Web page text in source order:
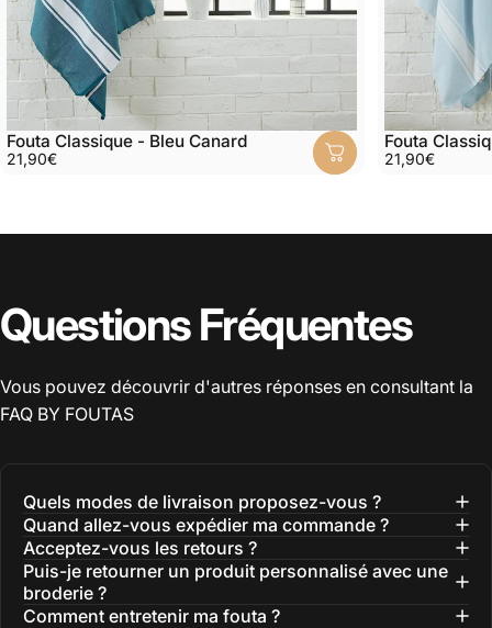
Fouta Classique - Bleu Canard
21,90€
Fouta
21,90€
Questions Fréquentes
Vous pouvez découvrir d'autres réponses en consultant la
FAQ BY FOUTAS
Quels modes de livraison proposez-vous ?
Quand allez-vous expédier ma commande ?
Acceptez-vous les retours ?
Puis-je retourner un produit personnalisé avec une
broderie ?
Comment entretenir ma fouta ?